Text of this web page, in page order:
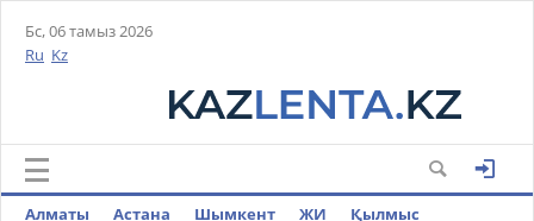
Бс, 06 тамыз 2026
Ru Kz
Алматы Астана Шымкент ЖИ
Қылмыс